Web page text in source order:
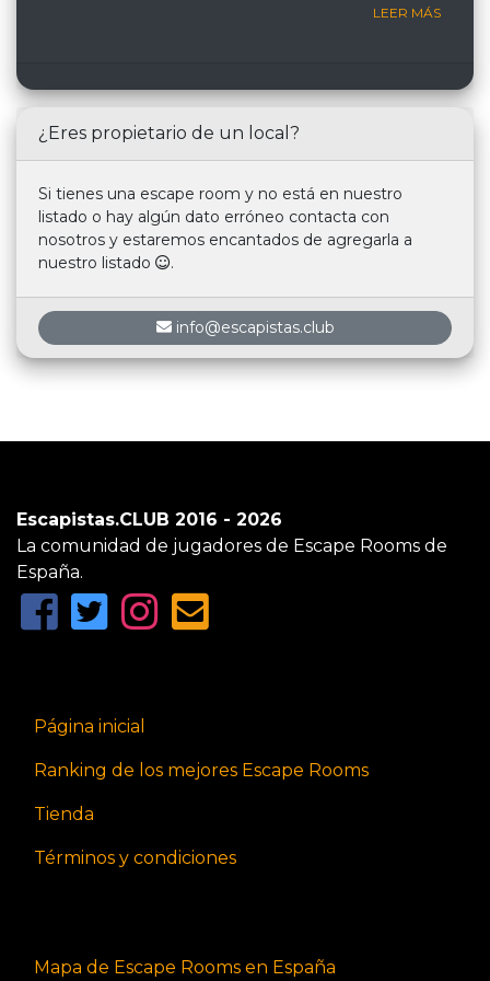
LEER MÁS
¿Eres propietario de un local?
Si tienes una escape room y no está en nuestro
listado o hay algún dato erróneo contacta con
nosotros y estaremos encantados de agregarla a
nuestro listado
.
info@escapistas.club
Escapistas.CLUB 2016 - 2026
La comunidad de jugadores de Escape Rooms de
España.
Página inicial
Ranking de los mejores Escape Rooms
Tienda
Términos y condiciones
Mapa de Escape Rooms en España